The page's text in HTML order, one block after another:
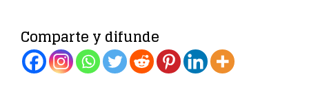
Comparte y difunde